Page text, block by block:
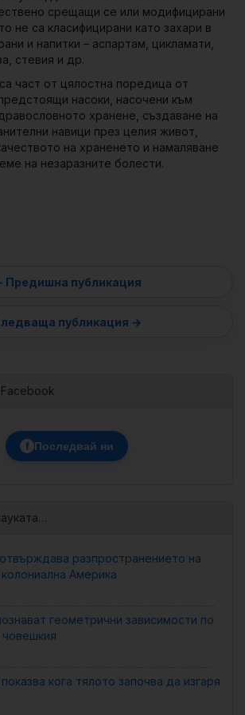
срещащи се или модифицирани
не са класифицирани като захари в
и напитки – аспартам, цикламати,
стевия и др.
част от цялостна поредица от
насоки, насочени към
хранене, създаване на
навици през целия живот,
на храненето и намаляване
на незаразните болести.
f Последвай ни
разпространението на
Америка
геометрични зависимости по
кога тялото започва да изгаря